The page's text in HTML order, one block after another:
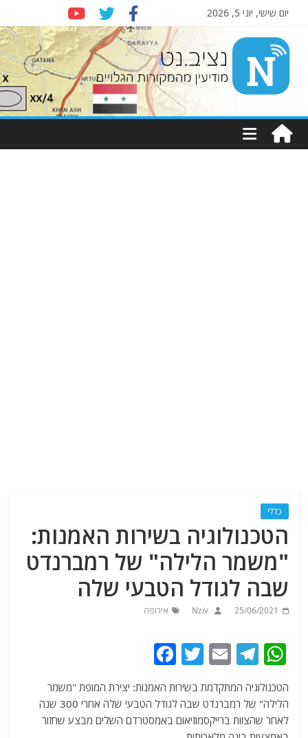
יום שישי, יוני 5, 2026
Nziv.net
מודיעין
מהמקורות
כללי
הטכנולוגיה בשירות האמנות:
"משמר הלילה" של רמברנדט
שבה לגודל הטבעי שלה
25/06/2021
Nziv אירופה
W
h
at
s
T
e
g
E
ai
l
T
itt
er
c
e
הטכנולוגיה המתקדמת בשירות האמנות: יצירת המופת "משמר
הלילה" של רמברנדט שבה לגודל הטבעי שלה אחרי 300 שנה
לאחר שהצוות ברייקסמוזיאום באמסטרדם השלים מבצע שחזור